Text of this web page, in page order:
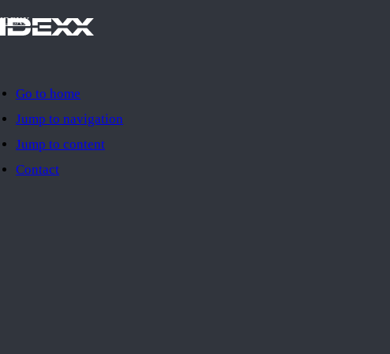
Go to home
Jump to navigation
Jump to content
Contact
IDEXX